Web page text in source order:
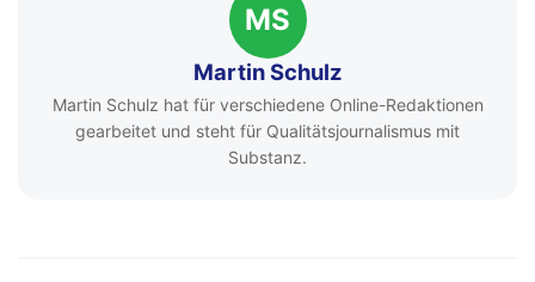
MS
Martin Schulz
Martin Schulz hat für verschiedene Online-Redaktionen
gearbeitet und steht für Qualitätsjournalismus mit
Substanz.